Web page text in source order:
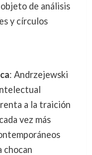
de análisis
y círculos
: Andrzejewski
a la traición
vez más
chocan